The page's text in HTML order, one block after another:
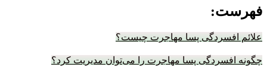
فهرست:
علائم افسردگی پسا مهاجرت چیست؟
چگونه افسردگی پسا مهاجرت را می‌توان مدیریت کرد؟